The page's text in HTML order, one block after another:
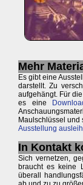
Mehr
Es gibt eine
darstellt. Zu
aufgehängt. Für
es eine
Maulschlüssel und
Ausstellung
In Kontakt
Sich vernetzen,
braucht es keine
überall